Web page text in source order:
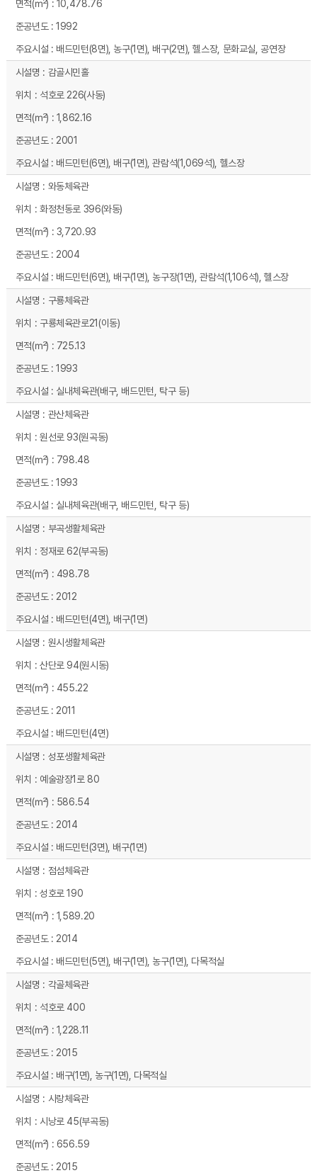
10,478.76
1992
배드민턴(8면), 농구(1면), 배구(2면), 헬스장, 문화교실, 공연장
감골시민홀
석호로 226(사동)
1,862.16
2001
배드민턴(6면), 배구(1면), 관람석(1,069석), 헬스장
와동체육관
화정천동로 396(와동)
3,720.93
2004
배드민턴(6면), 배구(1면), 농구장(1면), 관람석(1,106석), 헬스장
구룡체육관
구룡체육관로21(이동)
725.13
1993
실내체육관(배구, 배드민턴, 탁구 등)
관산체육관
원선로 93(원곡동)
798.48
1993
실내체육관(배구, 배드민턴, 탁구 등)
부곡생활체육관
정재로 62(부곡동)
498.78
2012
배드민턴(4면), 배구(1면)
원시생활체육관
산단로 94(원시동)
455.22
2011
배드민턴(4면)
성포생활체육관
예술광장1로 80
586.54
2014
배드민턴(3면), 배구(1면)
점섬체육관
성호로 190
1,589.20
2014
배드민턴(5면), 배구(1면), 농구(1면), 다목적실
각골체육관
석호로 400
1,228.11
2015
배구(1면), 농구(1면), 다목적실
시랑체육관
시낭로 45(부곡동)
656.59
2015